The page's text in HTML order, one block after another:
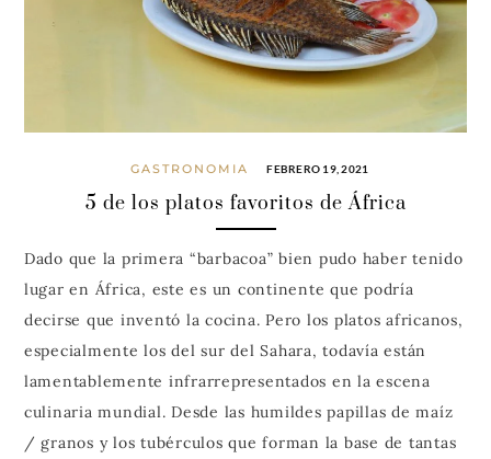
GASTRONOMIA FEBRERO 19, 2021
5 de los platos favoritos de África
Dado que la primera “barbacoa” bien pudo haber tenido
lugar en África, este es un continente que podría
decirse que inventó la cocina. Pero los platos africanos,
especialmente los del sur del Sahara, todavía están
lamentablemente infrarrepresentados en la escena
culinaria mundial. Desde las humildes papillas de maíz
/ granos y los tubérculos que forman la base de tantas